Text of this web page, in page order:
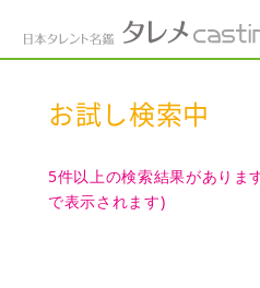
お試し検索中
5件以上の検索結果がありま
で表示されます)